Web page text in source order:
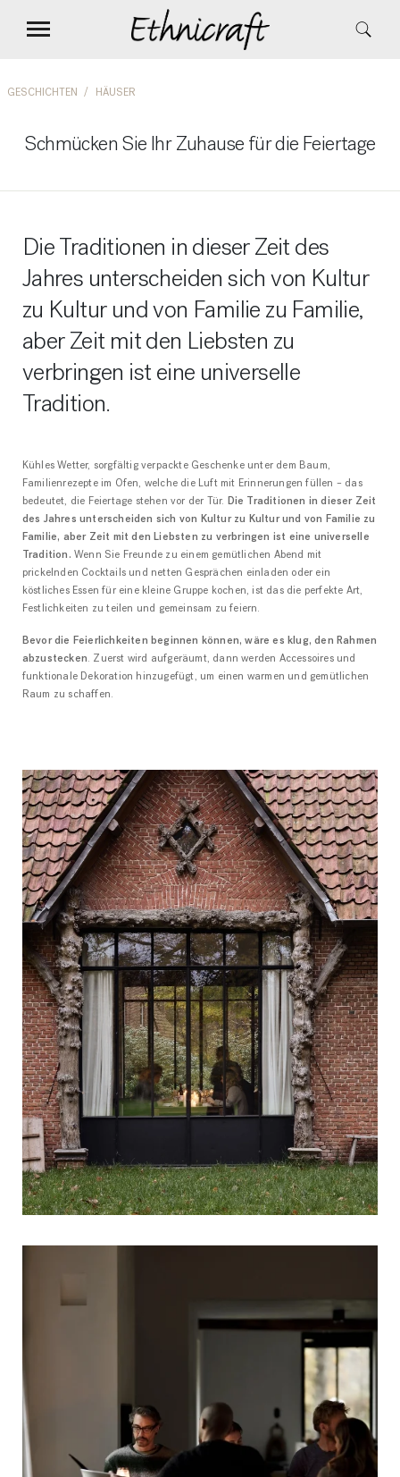
GESCHICHTEN HÄUSER
Schmücken Sie Ihr Zuhause für die Feiertage
Die Traditionen in dieser Zeit des
Jahres unterscheiden sich von Kultur
zu Kultur und von Familie zu Familie,
aber Zeit mit den Liebsten zu
verbringen ist eine universelle
Tradition.
Kühles Wetter, sorgfältig verpackte Geschenke unter dem Baum,
Familienrezepte im Ofen, welche die Luft mit Erinnerungen füllen – das
bedeutet, die Feiertage stehen vor der Tür. Die Traditionen in dieser Zeit
des Jahres unterscheiden sich von Kultur zu Kultur und von Familie zu
Familie, aber Zeit mit den Liebsten zu verbringen ist eine universelle
Tradition. Wenn Sie Freunde zu einem gemütlichen Abend mit
prickelnden Cocktails und netten Gesprächen einladen oder ein
köstliches Essen für eine kleine Gruppe kochen, ist das die perfekte Art,
Festlichkeiten zu teilen und gemeinsam zu feiern.
Bevor die Feierlichkeiten beginnen können, wäre es klug, den Rahmen
abzustecken. Zuerst wird aufgeräumt, dann werden Accessoires und
funktionale Dekoration hinzugefügt, um einen warmen und gemütlichen
Raum zu schaffen.